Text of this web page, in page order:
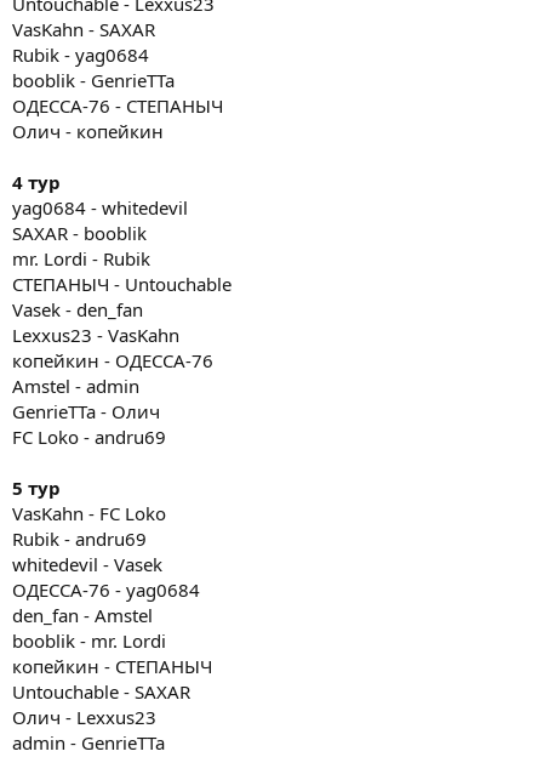
VasKahn - SAXAR
Rubik - yag0684
booblik - GenrieTTa
ОДЕССА-76 - СТЕПАНЫЧ
Олич - копейкин
4 тур
yag0684 - whitedevil
SAXAR - booblik
mr. Lordi - Rubik
СТЕПАНЫЧ - Untouchable
Vasek - den_fan
Lexxus23 - VasKahn
копейкин - ОДЕССА-76
Amstel - admin
GenrieTTa - Олич
FC Loko - andru69
5 тур
VasKahn - FC Loko
Rubik - andru69
whitedevil - Vasek
ОДЕССА-76 - yag0684
den_fan - Amstel
booblik - mr. Lordi
копейкин - СТЕПАНЫЧ
Untouchable - SAXAR
Олич - Lexxus23
admin - GenrieTTa